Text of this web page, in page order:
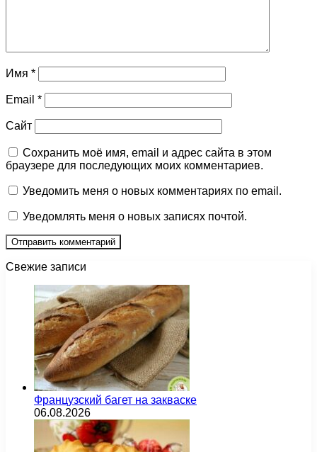
Имя *
Email *
Сайт
Сохранить моё имя, email и адрес сайта в этом
браузере для последующих моих комментариев.
Уведомить меня о новых комментариях по email.
Уведомлять меня о новых записях почтой.
Свежие записи
Французский багет на закваске
06.08.2026